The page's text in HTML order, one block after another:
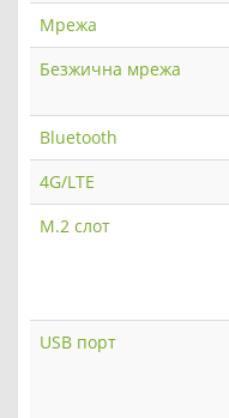
Мрежа
Безжична мрежа
Bluetooth
4G/LTE
M.2 слот
USB порт